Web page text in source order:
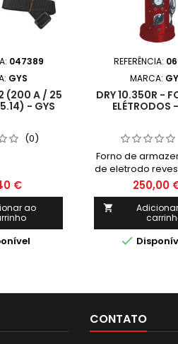
047389
GYS
(200 A / 25
- GYS
(0)
€
ao
REFERÊNCIA:
MARCA:
DRY 10.350R -
ELÉTRODOS
Forno de
de eletrodo
termostato
termômetro
50
eletrodo: 5
do eletrodo:
250,00


CONTATO